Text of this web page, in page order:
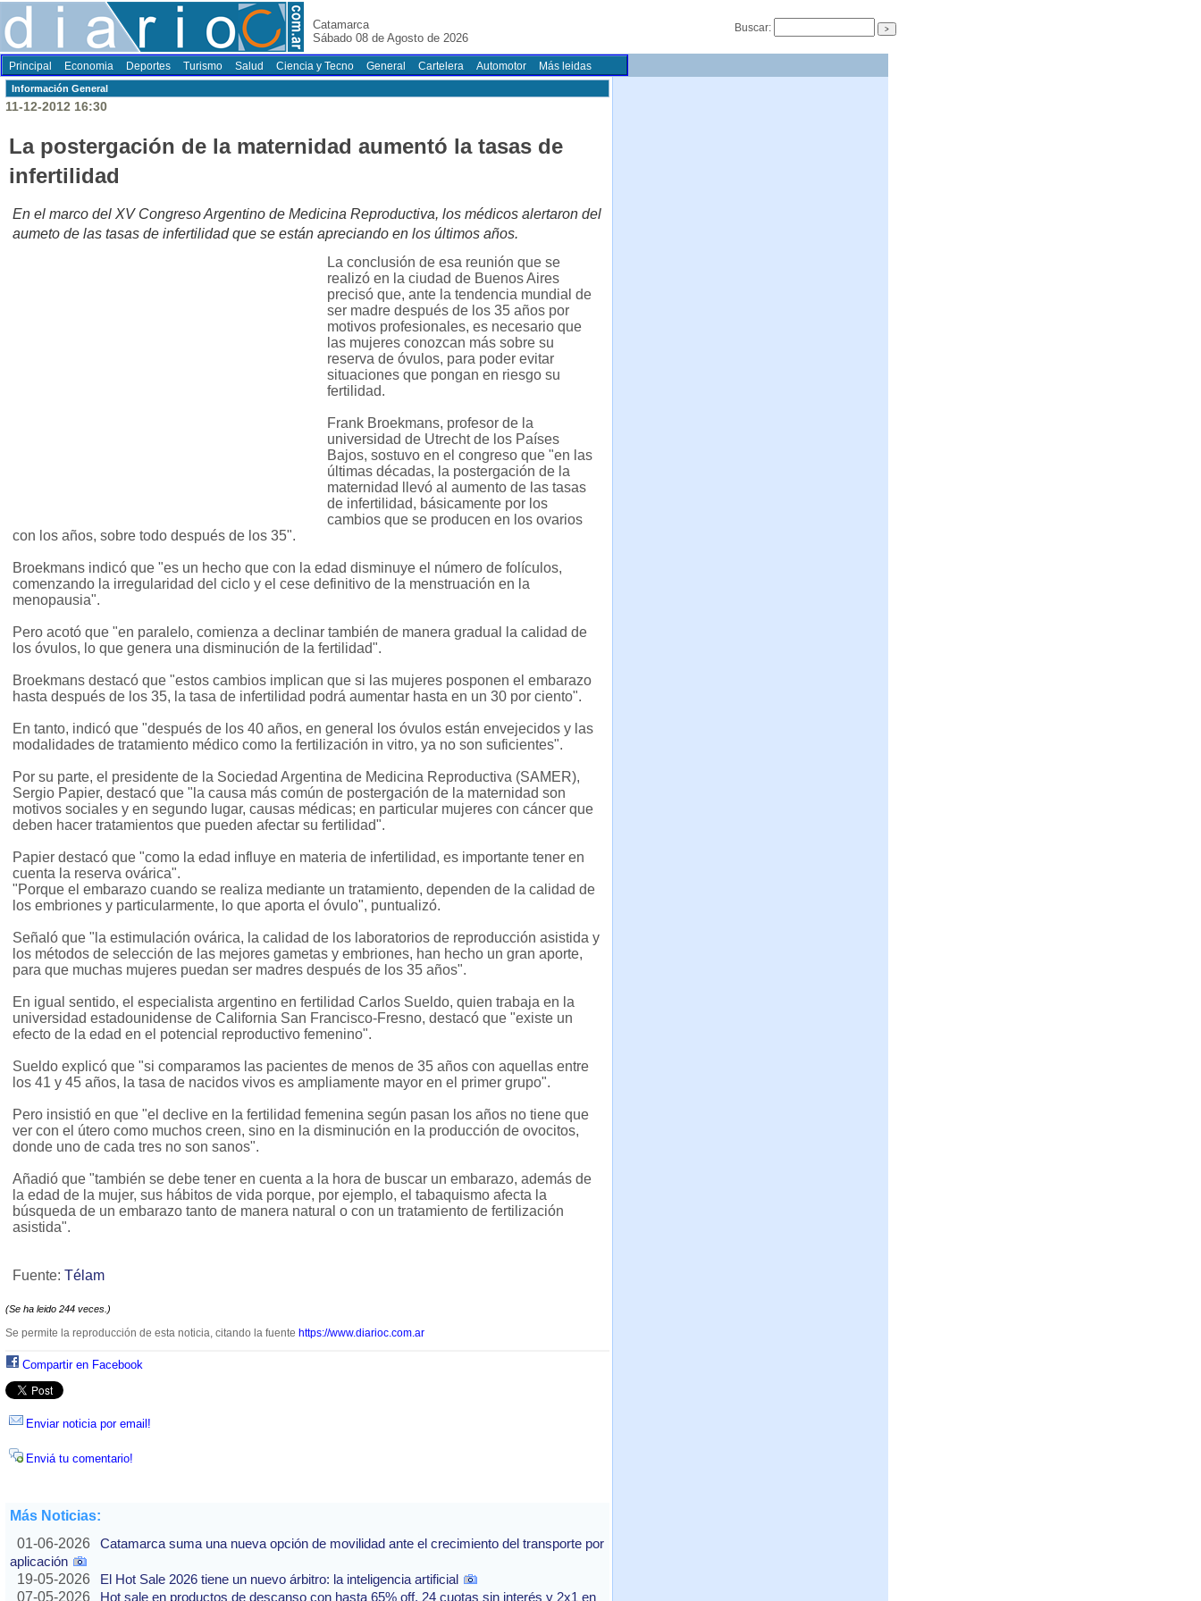
Catamarca
Sábado 08 de Agosto de 2026
Buscar:
Principal Economia Deportes Turismo Salud Ciencia y Tecno General Cartelera Automotor Más leidas
Información General
11-12-2012 16:30
La postergación de la maternidad aumentó la tasas de
infertilidad
En el marco del XV Congreso Argentino de Medicina Reproductiva, los médicos alertaron del
aumeto de las tasas de infertilidad que se están apreciando en los últimos años.
La conclusión de esa reunión que se
realizó en la ciudad de Buenos Aires
precisó que, ante la tendencia mundial de
ser madre después de los 35 años por
motivos profesionales, es necesario que
las mujeres conozcan más sobre su
reserva de óvulos, para poder evitar
situaciones que pongan en riesgo su
fertilidad.
Frank Broekmans, profesor de la
universidad de Utrecht de los Países
Bajos, sostuvo en el congreso que "en las
últimas décadas, la postergación de la
maternidad llevó al aumento de las tasas
de infertilidad, básicamente por los
cambios que se producen en los ovarios
con los años, sobre todo después de los 35".
Broekmans indicó que "es un hecho que con la edad disminuye el número de folículos,
comenzando la irregularidad del ciclo y el cese definitivo de la menstruación en la
menopausia".
Pero acotó que "en paralelo, comienza a declinar también de manera gradual la calidad de
los óvulos, lo que genera una disminución de la fertilidad".
Broekmans destacó que "estos cambios implican que si las mujeres posponen el embarazo
hasta después de los 35, la tasa de infertilidad podrá aumentar hasta en un 30 por ciento".
En tanto, indicó que "después de los 40 años, en general los óvulos están envejecidos y las
modalidades de tratamiento médico como la fertilización in vitro, ya no son suficientes".
Por su parte, el presidente de la Sociedad Argentina de Medicina Reproductiva (SAMER),
Sergio Papier, destacó que "la causa más común de postergación de la maternidad son
motivos sociales y en segundo lugar, causas médicas; en particular mujeres con cáncer que
deben hacer tratamientos que pueden afectar su fertilidad".
Papier destacó que "como la edad influye en materia de infertilidad, es importante tener en
cuenta la reserva ovárica".
"Porque el embarazo cuando se realiza mediante un tratamiento, dependen de la calidad de
los embriones y particularmente, lo que aporta el óvulo", puntualizó.
Señaló que "la estimulación ovárica, la calidad de los laboratorios de reproducción asistida y
los métodos de selección de las mejores gametas y embriones, han hecho un gran aporte,
para que muchas mujeres puedan ser madres después de los 35 años".
En igual sentido, el especialista argentino en fertilidad Carlos Sueldo, quien trabaja en la
universidad estadounidense de California San Francisco-Fresno, destacó que "existe un
efecto de la edad en el potencial reproductivo femenino".
Sueldo explicó que "si comparamos las pacientes de menos de 35 años con aquellas entre
los 41 y 45 años, la tasa de nacidos vivos es ampliamente mayor en el primer grupo".
Pero insistió en que "el declive en la fertilidad femenina según pasan los años no tiene que
ver con el útero como muchos creen, sino en la disminución en la producción de ovocitos,
donde uno de cada tres no son sanos".
Añadió que "también se debe tener en cuenta a la hora de buscar un embarazo, además de
la edad de la mujer, sus hábitos de vida porque, por ejemplo, el tabaquismo afecta la
búsqueda de un embarazo tanto de manera natural o con un tratamiento de fertilización
asistida".
Fuente: Télam
(Se ha leido 244 veces.)
Se permite la reproducción de esta noticia, citando la fuente https://www.diarioc.com.ar
Compartir en Facebook
Enviar noticia por email!
Enviá tu comentario!
Más Noticias:
01-06-2026
Catamarca suma una nueva opción de movilidad ante el crecimiento del transporte por
aplicación
19-05-2026
El Hot Sale 2026 tiene un nuevo árbitro: la inteligencia artificial
07-05-2026
Hot sale en productos de descanso con hasta 65% off, 24 cuotas sin interés y 2x1 en